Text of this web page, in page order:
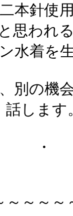
本針使
思われ
水着を
別の機
話します
・
～～～～